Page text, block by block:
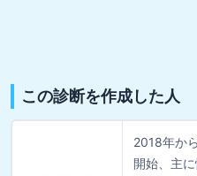
この診断を作成した人
2018年か
開始、主